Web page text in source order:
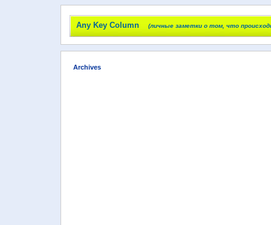
Any Key Column (личные заметки о том, что
Archives